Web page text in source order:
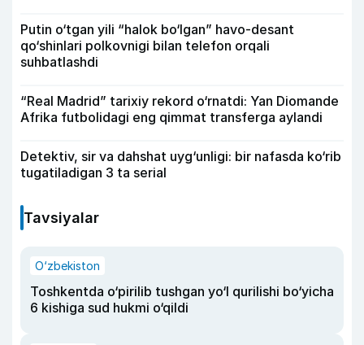
Putin o‘tgan yili “halok bo‘lgan” havo-desant
qo‘shinlari polkovnigi bilan telefon orqali
suhbatlashdi
“Real Madrid” tarixiy rekord o‘rnatdi: Yan Diomande
Afrika futbolidagi eng qimmat transferga aylandi
Detektiv, sir va dahshat uyg‘unligi: bir nafasda ko‘rib
tugatiladigan 3 ta serial
Tavsiyalar
O‘zbekiston
Toshkentda o‘pirilib tushgan yo‘l qurilishi bo‘yicha
6 kishiga sud hukmi o‘qildi